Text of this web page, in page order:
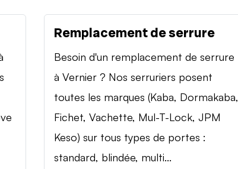
Remplacement de serrure
Besoin d'un remplacement de serrure
à Vernier ? Nos serruriers posent
toutes les marques (Kaba, Dormakaba,
Fichet, Vachette, Mul-T-Lock, JPM
Keso) sur tous types de portes :
standard, blindée, multi...